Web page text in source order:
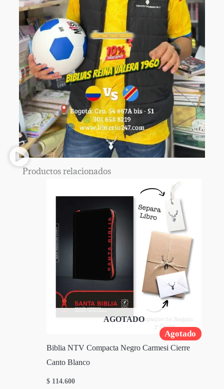
Productos relacionados
Agotado
AGOTADO
Biblia NTV Compacta Negro Carmesi Cierre
Canto Blanco
$ 114.600